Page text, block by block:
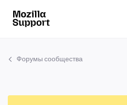
Форумы сообщества